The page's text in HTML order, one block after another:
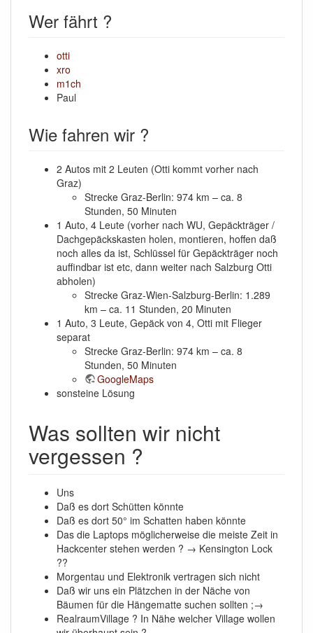
Wer fährt ?
otti
xro
m1ch
Paul
Wie fahren wir ?
2 Autos mit 2 Leuten (Otti kommt vorher nach
Graz)
Strecke Graz-Berlin: 974 km – ca. 8
Stunden, 50 Minuten
1 Auto, 4 Leute (vorher nach WU, Gepäckträger /
Dachgepäckskasten holen, montieren, hoffen daß
noch alles da ist, Schlüssel für Gepäckträger noch
auffindbar ist etc, dann weiter nach Salzburg Otti
abholen)
Strecke Graz-Wien-Salzburg-Berlin: 1.289
km – ca. 11 Stunden, 20 Minuten
1 Auto, 3 Leute, Gepäck von 4, Otti mit Flieger
separat
Strecke Graz-Berlin: 974 km – ca. 8
Stunden, 50 Minuten
GoogleMaps
sonsteine Lösung
Was sollten wir nicht
vergessen ?
Uns
Daß es dort Schütten könnte
Daß es dort 50° im Schatten haben könnte
Das die Laptops möglicherweise die meiste Zeit in
Hackcenter stehen werden ? → Kensington Lock
??
Morgentau und Elektronik vertragen sich nicht
Daß wir uns ein Plätzchen in der Näche von
Bäumen für die Hängematte suchen sollten ;→
RealraumVillage ? In Nähe welcher Village wollen